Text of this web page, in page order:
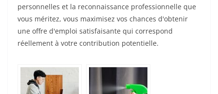
personnelles et la reconnaissance professionnelle que
vous méritez, vous maximisez vos chances d'obtenir
une offre d'emploi satisfaisante qui correspond
réellement à votre contribution potentielle.